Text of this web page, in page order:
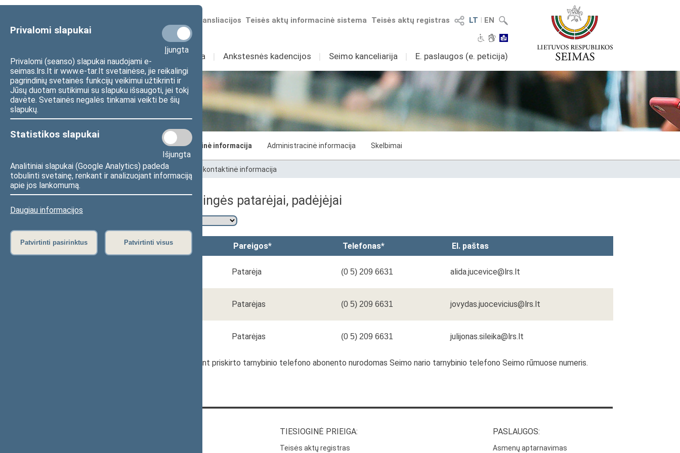
Privalomi slapukai
Įjungta
Privalomi (seanso) slapukai naudojami e-
seimas.lrs.lt ir www.e-tar.lt svetainėse, jie reikalingi
pagrindinių svetainės funkcijų veikimui užtikrinti ir
Jūsų duotam sutikimui su slapuku išsaugoti, jei tokį
davėte. Svetainės negalės tinkamai veikti be šių
slapukų.
Statistikos slapukai
Išjungta
Analitiniai slapukai (Google Analytics) padeda
tobulinti svetainę, renkant ir analizuojant informaciją
apie jos lankomumą.
Daugiau informacijos
Patvirtinti pasirinktus Patvirtinti visus
LT I EN
Teisės aktų registras
Teisės aktų informacinė sistema
Numatomos transliacijos
Sudėtis Veikla I Ankstesnės kadencijos I Seimo kanceliarija I E. paslaugos (e. peticija)
Seimo kanceliarija
Struktūra ir kontaktinė informacija Administracinė informacija Skelbimai
Pradžia>Seimo kanceliarija>Struktūra ir kontaktinė informacija
Seimo nario Mindaugo Lingės patarėjai, padėjėjai
Vardas, Pavardė Pareigos* Telefonas* El. paštas
Patarėja (0 5) 209 6631 alida.jucevice@lrs.lt
Patarėjas (0 5) 209 6631 jovydas.juocevicius@lrs.lt
Patarėjas (0 5) 209 6631 julijonas.sileika@lrs.lt
* Seimo nario patarėjui, padėjėjui neturint priskirto tarnybinio telefono abonento nurodomas Seimo nario tarnybinio telefono Seimo rūmuose numeris.
TIESIOGINĖ PRIEIGA:
Teisės aktų registras
PASLAUGOS:
Asmenų aptarnavimas